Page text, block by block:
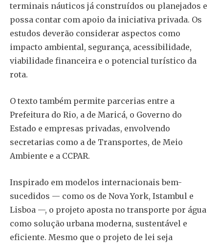
terminais náuticos já construídos ou planejados e
possa contar com apoio da iniciativa privada. Os
estudos deverão considerar aspectos como
impacto ambiental, segurança, acessibilidade,
viabilidade financeira e o potencial turístico da
rota.
O texto também permite parcerias entre a
Prefeitura do Rio, a de Maricá, o Governo do
Estado e empresas privadas, envolvendo
secretarias como a de Transportes, de Meio
Ambiente e a CCPAR.
Inspirado em modelos internacionais bem-
sucedidos — como os de Nova York, Istambul e
Lisboa —, o projeto aposta no transporte por água
como solução urbana moderna, sustentável e
eficiente. Mesmo que o projeto de lei seja